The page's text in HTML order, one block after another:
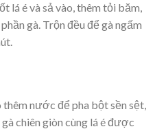
lá é và sả vào, thêm tỏi băm,
gà. Trộn đều để gà ngấm
nước để pha bột sền sệt,
chiên giòn cùng lá é được